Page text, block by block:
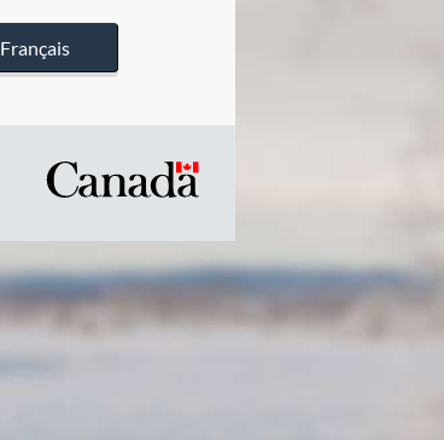
Français
/
du
gouvernement
du